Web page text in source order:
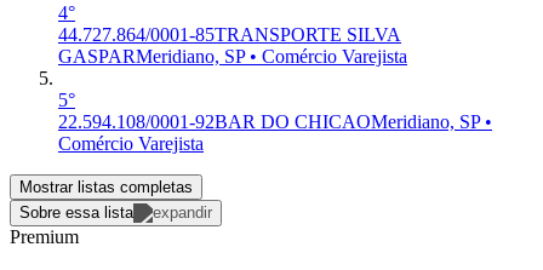
4°
44.727.864/0001-85TRANSPORTE SILVA
GASPARMeridiano, SP • Comércio Varejista
5°
22.594.108/0001-92BAR DO CHICAOMeridiano, SP •
Comércio Varejista
Mostrar listas completas
Sobre essa lista
Premium